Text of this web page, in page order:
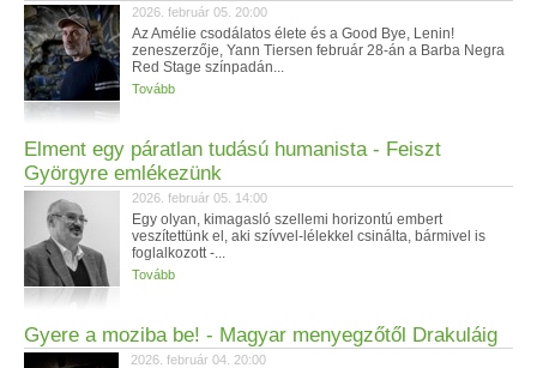
2026. február 05. 20:00
Az Amélie csodálatos élete és a Good Bye, Lenin!
zeneszerzője, Yann Tiersen február 28-án a Barba Negra
Red Stage színpadán...
Tovább
Elment egy páratlan tudású humanista - Feiszt
Györgyre emlékezünk
2026. február 05. 14:00
Egy olyan, kimagasló szellemi horizontú embert
veszítettünk el, aki szívvel-lélekkel csinálta, bármivel is
foglalkozott -...
Tovább
Gyere a moziba be! - Magyar menyegzőtől Drakuláig
2026. február 04. 20:00